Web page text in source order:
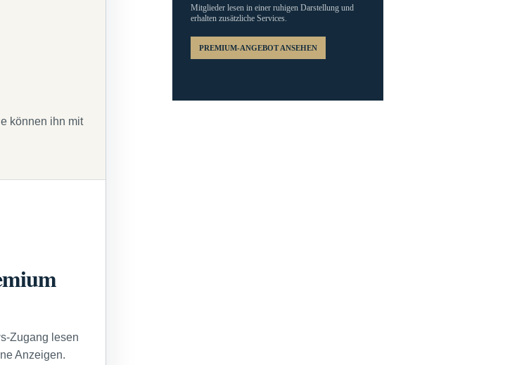
können ihn mit
Zugang lesen
Anzeigen.
Mitglieder lesen in einer ruhigen Darstellung und
erhalten zusätzliche Services.
PREMIUM-ANGEBOT ANSEHEN